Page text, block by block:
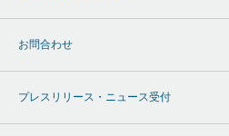
お問合わせ
プレスリリース・ニュース受付